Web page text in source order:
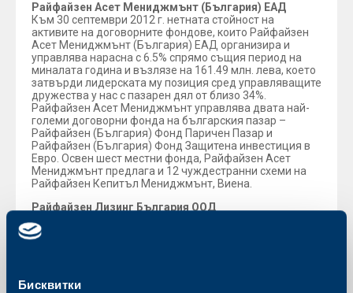
Бисквитки
Райфайзен Асет Мениджмънт (България) ЕАД
Към 30 септември 2012 г. нетната стойност на
активите на договорните фондове, които Райфайзен
Асет Мениджмънт (България) ЕАД организира и
управлява нарасна с 6.5% спрямо същия период на
миналата година и възлязе на 161.49 млн. лева, което
затвърди лидерската му позиция сред управляващите
дружества у нас с пазарен дял от близо 34%.
Райфайзен Асет Мениджмънт управлява двата най-
големи договорни фонда на българския пазар –
Райфайзен (България) Фонд Паричен Пазар и
Райфайзен (България) Фонд Защитена инвестиция в
Евро. Освен шест местни фонда, Райфайзен Асет
Мениджмънт предлага и 12 чуждестранни схеми на
Райфайзен Кепитъл Мениджмънт, Виена.
Райфайзен Лизинг България ООД
Към 30 септември 2012 г. активите на Райфайзен
Лизинг България ООД и Райфайзен Ауто Лизинг
Българската асоциация за лизинг, към 30 септември